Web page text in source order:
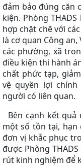
đảm bảo đúng căn
kiện. Phòng
hợp chặt chẽ với
là cơ quan Công an,
các phường, xã
điều kiện thi hành
chất phức tạp,
vệ quyền lợi
người có liên quan.
Bên cạnh kết
một số tồn tại, hạn
đơn vị khắc phục
được Phòng
rút kinh nghiệm để